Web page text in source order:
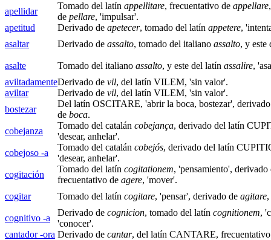
apellidar
Tomado del latín appellitare, frecuentativo de appellare
de pellare, 'impulsar'.
apetitud
Derivado de apetecer, tomado del latín appetere,
asaltar
Derivado de assalto, tomado del italiano assalto, y
asalte Tomado del italiano assalto, y este del latín assalire,
aviltadamenteDerivado de vil, del latín VILEM, 'sin valor'.
aviltar
Derivado de vil, del latín VILEM, 'sin valor'.
bostezar
Del latín OSCITARE, 'abrir la boca, bostezar',
de boca.
cobejanza
Tomado del catalán cobejança, derivado del latín
'desear, anhelar'.
cobejoso -a
Tomado del catalán cobejós, derivado del latín
'desear, anhelar'.
cogitación
Tomado del latín cogitationem, 'pensamiento',
frecuentativo de agere, 'mover'.
cogitar
Tomado del latín cogitare, 'pensar', derivado de agitare
cognitivo -a
Derivado de cognicion, tomado del latín cognitionem,
'conocer'.
cantador -ora Derivado de cantar, del latín CANTARE,